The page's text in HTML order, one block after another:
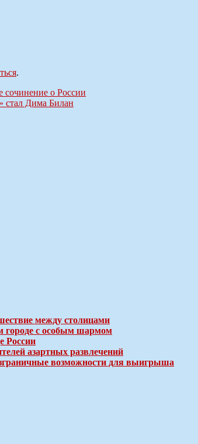
.
сочинение о России
стал Дима Билан
между столицами
городе с особым шармом
России
азартных развлечений
возможности для выигрыша